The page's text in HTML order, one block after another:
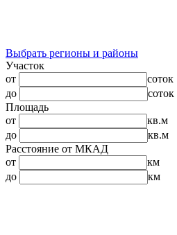
Выбрать регионы и районы
Участок
от
соток
до
соток
Площадь
от
кв.м
до
кв.м
Расстояние от МКАД
от
км
до
км